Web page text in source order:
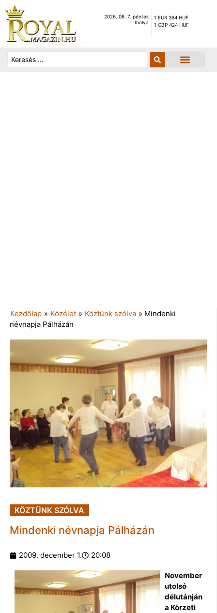
2026. 08. 7. péntek
Ibolya
1 EUR 364 HUF
1 GBP 424 HUF
Kezdőlap » Közélet » Köztünk szólva » Mindenki
névnapja Pálházán
KÖZTÜNK SZÓLVA
Mindenki névnapja Pálházán
2009. december 1. 20:08
November
utolsó
délutánján
a Körzeti